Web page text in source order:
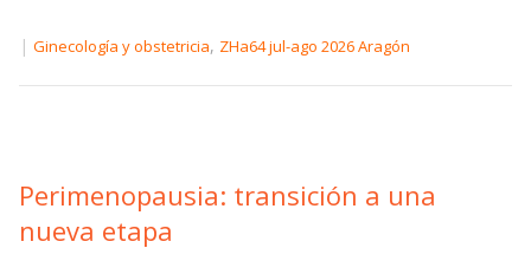
| Ginecología y obstetricia, ZHa64 jul-ago 2026 Aragón
Perimenopausia: transición a una
nueva etapa